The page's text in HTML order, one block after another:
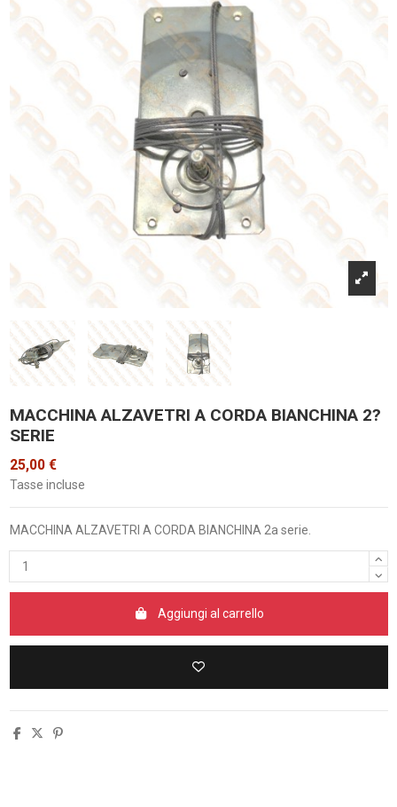
MACCHINA ALZAVETRI A CORDA BIANCHINA 2?
SERIE
25,00 €
Tasse incluse
MACCHINA ALZAVETRI A CORDA BIANCHINA 2a serie.
Aggiungi al carrello